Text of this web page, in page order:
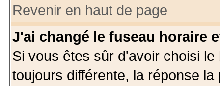
Revenir en haut de page
J'ai changé le fuseau horaire
Si vous êtes sûr d'avoir choisi
toujours différente, la réponse